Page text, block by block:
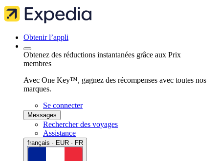
Obtenir l’appli
Obtenez des réductions instantanées grâce aux Prix
membres
Avec One Key™, gagnez des récompenses avec toutes nos
marques.
Se connecter
Messages
Rechercher des voyages
Assistance
français · EUR · FR